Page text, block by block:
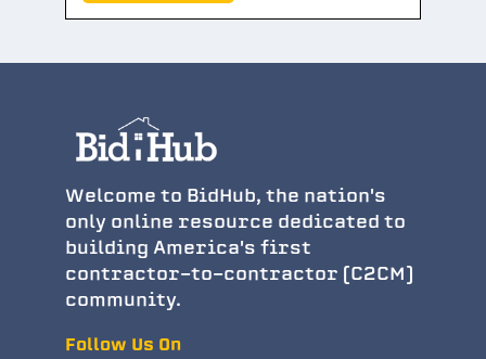
Welcome to BidHub, the nation's
only online resource dedicated to
building America's first
contractor-to-contractor (C2CM)
community.
Follow Us On